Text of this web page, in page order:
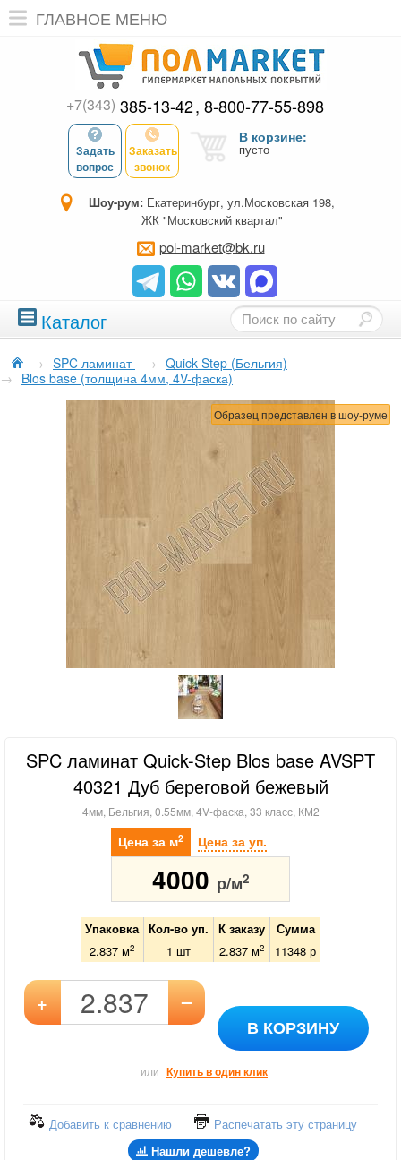
ГЛАВНОЕ МЕНЮ
+7(343) 385-13-42 8-800-77-55-898
Задать
вопрос
Заказать
звонок
В корзине:
пусто
Шоу-рум: Екатеринбург, ул.Московская 198,
ЖК "Московский квартал"
pol-market@bk.ru
Каталог
→ SPC ламинат → Quick-Step (Бельгия)
→ Blos base (толщина 4мм, 4V-фаска)
Образец представлен в шоу-руме
SPC ламинат Quick-Step Blos base AVSPT
40321 Дуб береговой бежевый
4мм, Бельгия, 0.55мм, 4V-фаска, 33 класс, КМ2
Цена за м2 Цена за уп.
4000 р/м2
Упаковка Кол-во уп. К заказу
Сумма
2.837 м2 1 шт 2.837 м2 11348 р
+ –
В КОРЗИНУ
или Купить в один клик
Добавить к сравнению
Распечатать эту страницу
Нашли дешевле?